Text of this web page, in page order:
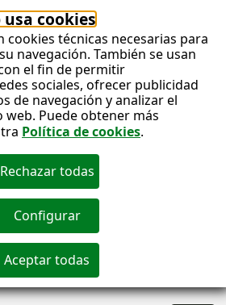
cookies
cookies técnicas necesarias para
navegación. También se usan
el fin de permitir
sociales, ofrecer publicidad
de navegación y analizar el
Puede obtener más
Política de cookies.